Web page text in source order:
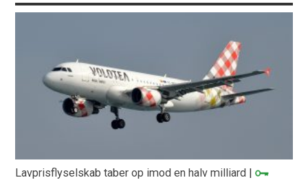
Lavprisflyselskab taber op imod en halv milliard |